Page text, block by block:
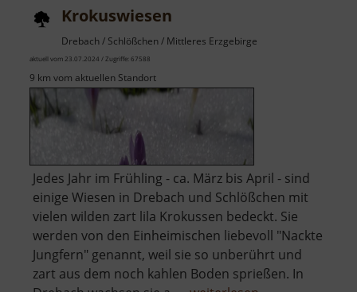
Krokuswiesen
Drebach / Schlößchen / Mittleres Erzgebirge
aktuell vom 23.07.2024 / Zugriffe: 67588
9 km vom aktuellen Standort
Jedes Jahr im Frühling - ca. März bis April - sind
einige Wiesen in Drebach und Schlößchen mit
vielen wilden zart lila Krokussen bedeckt. Sie
werden von den Einheimischen liebevoll "Nackte
Jungfern" genannt, weil sie so unberührt und
zart aus dem noch kahlen Boden sprießen. In